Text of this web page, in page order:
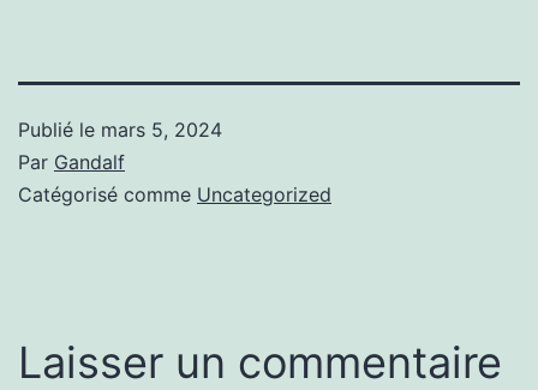
Publié le mars 5, 2024
Par Gandalf
Catégorisé comme Uncategorized
Laisser un commentaire